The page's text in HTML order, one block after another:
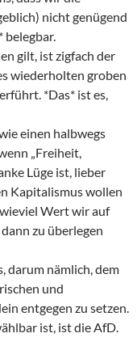
nicht genügend
belegbar.
gilt, ist zigfach der
wiederholten groben
*Das* ist es,
einen halbwegs
„Freiheit,
Lüge ist, lieber
Kapitalismus wollen
Wert wir auf
zu überlegen
darum nämlich, dem
und
entgegen zu setzen.
ist, ist die AfD.